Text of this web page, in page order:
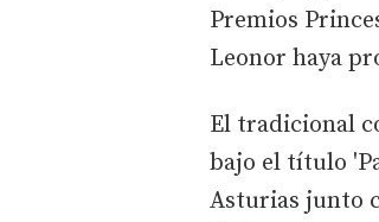
Premios
Leonor haya
El tradicional
bajo el título
Asturias junto